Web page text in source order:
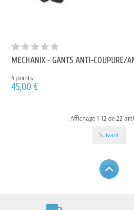
MECHANIX - GANTS ANTI-COUPURE/
4 points
45,00 €
Affichage 1-12 de 22
Suivant